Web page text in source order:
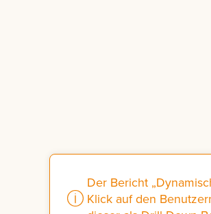
Der Bericht
Klick auf den